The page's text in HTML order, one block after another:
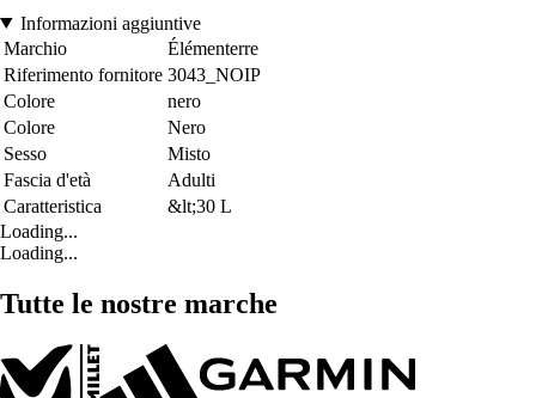
Informazioni aggiuntive
Marchio
Élémenterre
Riferimento fornitore 3043_NOIP
Colore
nero
Colore
Nero
Sesso
Misto
Fascia d'età
Adulti
Caratteristica
&lt;30 L
Loading...
Loading...
Tutte le nostre marche